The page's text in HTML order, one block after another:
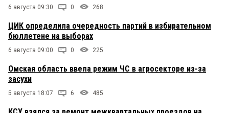
6 августа 09:30 0 268
ЦИК определила очередность партий в избирательном
бюллетене на выборах
6 августа 09:00 0 225
Омская область ввела режим ЧС в агросекторе из-за
засухи
5 августа 18:07 6 485